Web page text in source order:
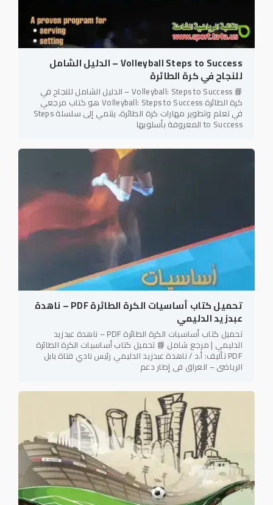
Volleyball Steps to Success – الدليل الشامل
للنجاح في كرة الطائرة
📘 Volleyball: Steps to Success – الدليل الشامل للنجاح في
كرة الطائرة Volleyball: Steps to Success هو كتاب مرجعي
في تعلم وتطوير مهارات كرة الطائرة، ينتمي إلى سلسلة Steps
to Success المعروفة بأسلوبها
تحميل كتاب أساسيات الكرة الطائرة PDF – ناهدة
عبدزيد الدليمي
تحميل كتاب أساسيات الكرة الطائرة PDF – ناهدة عبدزيد
الدليمي | مرجع شامل 📘 تحميل كتاب أساسيات الكرة الطائرة
PDF تأليف: أ.د / ناهدة عبدزيد الدليمي رئيس نادي فتاة بابل
الرياضي – العراق في إطار دعم